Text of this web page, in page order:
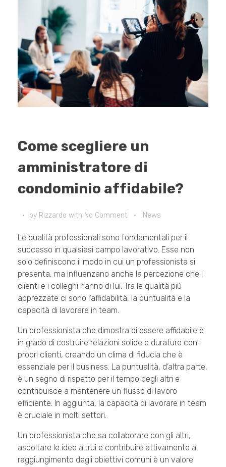
Come scegliere un
amministratore di
condominio affidabile?
by Rizzardo with No Comment News
Le qualità professionali sono fondamentali per il
successo in qualsiasi campo lavorativo. Esse non
solo definiscono il modo in cui un professionista si
presenta, ma influenzano anche la percezione che i
clienti e i colleghi hanno di lui. Tra le qualità più
apprezzate ci sono l’affidabilità, la puntualità e la
capacità di lavorare in team.
Un professionista che dimostra di essere affidabile è
in grado di costruire relazioni solide e durature con i
propri clienti, creando un clima di fiducia che è
essenziale per il business. La puntualità, d’altra parte,
è un segno di rispetto per il tempo degli altri e
contribuisce a mantenere un flusso di lavoro
efficiente. In aggiunta, la capacità di lavorare in team
è cruciale in molti settori.
Un professionista che sa collaborare con gli altri,
ascoltare le idee altrui e contribuire attivamente al
raggiungimento degli obiettivi comuni è un valore